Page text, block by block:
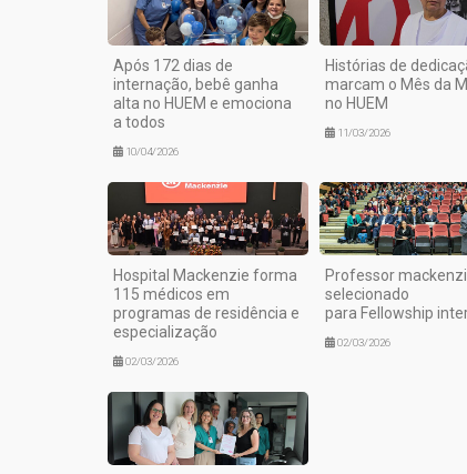
Após 172 dias de
internação, bebê ganha
alta no HUEM e emociona
a todos
10/04/2026
Histórias de
marcam o Mês da
no HUEM
11/03/2026
Hospital Mackenzie forma
115 médicos em
programas de residência e
especialização
02/03/2026
Professor
selecionado
para Fellowship
02/03/2026